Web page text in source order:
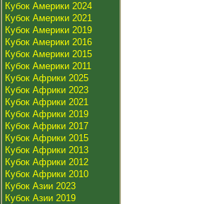
Кубок Америки 2024
Кубок Америки 2021
Кубок Америки 2019
Кубок Америки 2016
Кубок Америки 2015
Кубок Америки 2011
Кубок Африки 2025
Кубок Африки 2023
Кубок Африки 2021
Кубок Африки 2019
Кубок Африки 2017
Кубок Африки 2015
Кубок Африки 2013
Кубок Африки 2012
Кубок Африки 2010
Кубок Азии 2023
Кубок Азии 2019